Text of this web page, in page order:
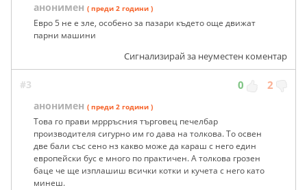
анонимен ( преди 2 години )
Евро 5 не е зле, особено за пазари където още движат
парни машини
Сигнализирай за неуместен коментар
#3 0 2
анонимен ( преди 2 години )
Това го прави мррръсния търговец печелбар
производителя сигурно им го дава на толкова. То освен
две бали със сено нз какво може да караш с него един
европейски бус е много по практичен. А толкова грозен
баце че ще изплашиш всички котки и кучета с него като
минеш.